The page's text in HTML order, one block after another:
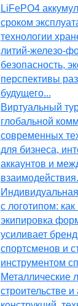
LiFePO4
сроком
технологии
литий-железо-
безопасность,
перспективы
будущего...
Виртуальный
глобальной
современных
для бизнеса,
аккаунтов и
с логотипом:
экипировка
усиливает
спортсменов и
инструментом
Металлические
строительстве